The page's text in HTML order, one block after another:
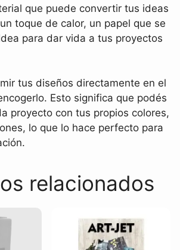
que puede convertir tus ideas
toque de calor, un papel que se
para dar vida a tus proyectos
tus diseños directamente en el
Esto significa que podés
proyecto con tus propios colores,
lo que lo hace perfecto para
relacionados